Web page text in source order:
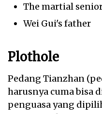
The martial
Wei Gui's father
Plothole
Pedang Tianzhan
harusnya cuma bisa
penguasa yang